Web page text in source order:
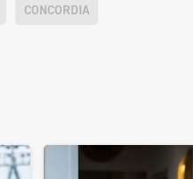
CONCORDIA